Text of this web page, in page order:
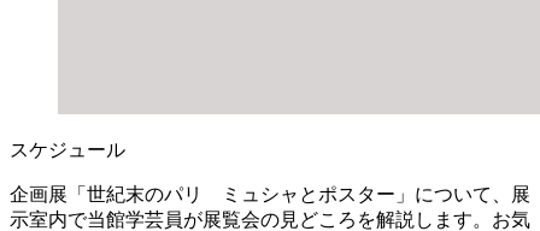
スケジュール
企画展「世紀末のパリ ミュシャとポスター」について、展
示室内で当館学芸員が展覧会の見どころを解説します。お気